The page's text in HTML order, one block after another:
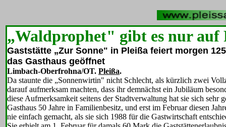
„Waldprophet" gibt es nur auf
Gaststätte „Zur Sonne" in Pleißa feiert morgen
das Gasthaus geöffnet
Limbach-Oberfrohna/OT. Pleißa.
Da staunte die „Sonnenwirtin" nicht Schlecht, als kürzlich zwei
darauf aufmerksam machten, dass ihr demnächst ein Jubiläum
diese Aufmerksamkeit seitens der Stadtverwaltung hat sie sich
Gasthaus 50 Jahre in Familienbesitz, und erst im Februar diesen
nie einfach gemacht, als sie sich 1988 für die Gastwirtschaft